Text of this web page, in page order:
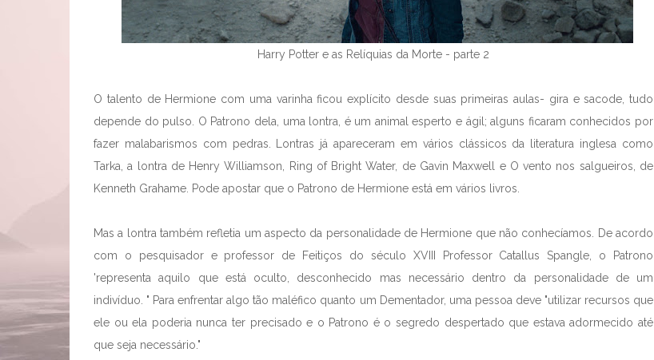
Harry Potter e as Relíquias da Morte - parte 2
O talento de Hermione com uma varinha ficou explícito desde suas primeiras aulas- gira e sacode, tudo
depende do pulso. O Patrono dela, uma lontra, é um animal esperto e ágil; alguns ficaram conhecidos por
fazer malabarismos com pedras. Lontras já apareceram em vários clássicos da literatura inglesa como
Tarka, a lontra de Henry Williamson, Ring of Bright Water, de Gavin Maxwell e O vento nos salgueiros, de
Kenneth Grahame. Pode apostar que o Patrono de Hermione está em vários livros.
Mas a lontra também refletia um aspecto da personalidade de Hermione que não conhecíamos. De acordo
com o pesquisador e professor de Feitiços do século XVIII Professor Catallus Spangle, o Patrono
'representa aquilo que está oculto, desconhecido mas necessário dentro da personalidade de um
indivíduo. " Para enfrentar algo tão maléfico quanto um Dementador, uma pessoa deve "utilizar recursos que
ele ou ela poderia nunca ter precisado e o Patrono é o segredo despertado que estava adormecido até
que seja necessário."